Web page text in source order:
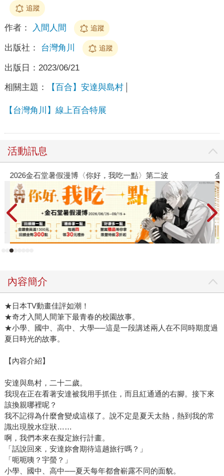
追蹤
作者： 入間人間 追蹤
出版社： 台灣角川 追蹤
出版日： 2023/06/21
相關主題： 【百合】安達與島村
【台灣角川】線上百合特展
活動訊息
2026金石堂暑假漫博〈你好，我吃一點〉第二波 金
內容簡介
★日本TV動畫佳評如潮！
★奇才入間人間筆下最青春的校園故事。
★小學、國中、高中、大學──這是一段講述兩人在不同時期度過
夏日時光的故事。
【內容介紹】
安達與島村，二十二歲。
我現在正在看著安達被我用手抓住，而且紅通通的右腳。接下來
該換親哪裡呢？
我不記得為什麼會變成這樣了。說不定是夏天太熱，熱到我的常
識出現脫水症狀……
啊，我們本來在擬定旅行計畫。
「話說回來，安達妳會期待這趟旅行嗎？」
「呃呃咦？宇螢？」
小學、國中、高中──夏天每年都會嶄露不同的面貌。